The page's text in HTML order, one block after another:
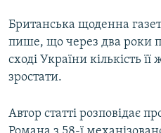
Британська щоденна
пише, що через два роки
сході України кількість
зростати.
Автор статті розповідає